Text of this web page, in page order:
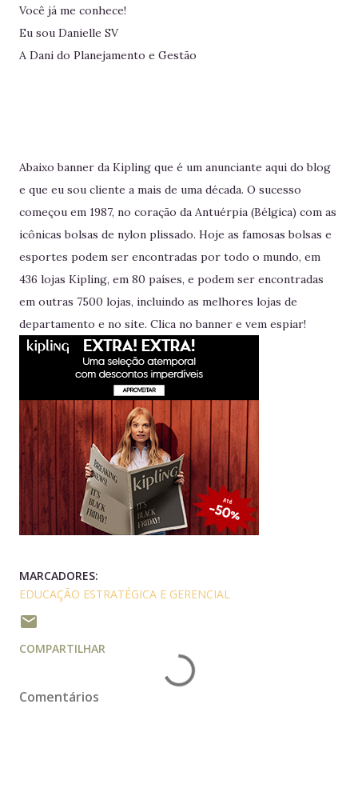
Você já me conhece!
Eu sou Danielle SV
A Dani do Planejamento e Gestão
Abaixo banner da Kipling que é um anunciante aqui do blog
e que eu sou cliente a mais de uma década. O sucesso
começou em 1987, no coração da Antuérpia (Bélgica) com as
icônicas bolsas de nylon plissado. Hoje as famosas bolsas e
esportes podem ser encontradas por todo o mundo, em
436 lojas Kipling, em 80 países, e podem ser encontradas
em outras 7500 lojas, incluindo as melhores lojas de
departamento e no site. Clica no banner e vem espiar!
MARCADORES:
EDUCAÇÃO ESTRATÉGICA E GERENCIAL
COMPARTILHAR
Comentários